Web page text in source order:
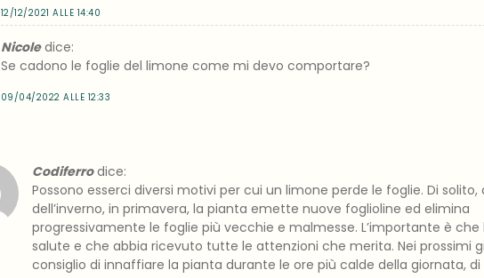
12/12/2021 ALLE 14:40
Nicole dice:
Se cadono le foglie del limone come mi devo comportare?
09/04/2022 ALLE 12:33
Codiferro dice:
Possono esserci diversi motivi per cui un limone perde le foglie. Di solito,
dell’inverno, in primavera, la pianta emette nuove foglioline ed elimina
progressivamente le foglie più vecchie e malmesse. L’importante è che
salute e che abbia ricevuto tutte le attenzioni che merita. Nei prossimi
consiglio di innaffiare la pianta durante le ore più calde della giornata,